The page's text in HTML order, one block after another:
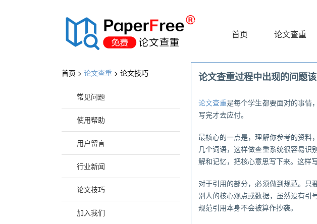
®
首页 论文查重
首页 > 论文查重 > 论文技巧
常见问题
使用帮助
用户留言
行业新闻
论文技巧
加入我们
论文查重过程中出现的问题
论文查重是每个学生都要面对的事情
写完才去应付。
最核心的一点是，理解你参考的资料
几个词语，这样做查重系统很容易识
解和记忆，把核心意思写下来。这样
对于引用的部分，必须做到规范。只
别人的核心观点或数据，虽然没有引
规范引用本身不会被算作抄袭。